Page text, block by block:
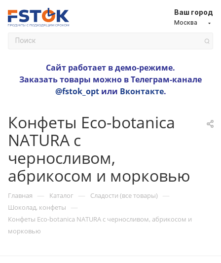
Ваш город
Москва
Сайт работает в демо-режиме.
Заказать товары можно в Телеграм-канале
@fstok_optили Вконтакте.
Конфеты Eco-botanica
NATURA с
черносливом,
абрикосом и морковью
Главная — Каталог — Сладости (все товары) —
Шоколад, конфеты —
Конфеты Eco-botanica NATURA с черносливом, абрикосом и
морковью